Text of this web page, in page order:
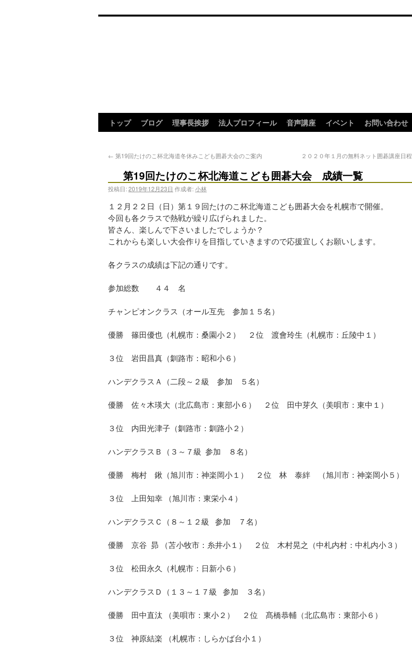
トップ ブログ 理事長挨拶 法人プロフィール 音声講座 イベント お問い合わせ
← 第19回たけのこ杯北海道冬休みこども囲碁大会のご案内 ２０２０年１月の無料ネット囲碁講座日程
第19回たけのこ杯北海道こども囲碁大会 成績一覧
投稿日:2019年12月23日 作成者:小林
１２月２２日（日）第１９回たけのこ杯北海道こども囲碁大会を札幌市で開催。
今回も各クラスで熱戦が繰り広げられました。
皆さん、楽しんで下さいましたでしょうか？
これからも楽しい大会作りを目指していきますので応援宜しくお願いします。
各クラスの成績は下記の通りです。
参加総数 ４４ 名
チャンピオンクラス（オール互先 参加１５名）
優勝 篠田優也（札幌市：桑園小２） ２位 渡會玲生（札幌市：丘陵中１）
３位 岩田昌真（釧路市：昭和小６）
ハンデクラスＡ（二段～２級 参加 ５名）
優勝 佐々木瑛大（北広島市：東部小６） ２位 田中芽久（美唄市：東中１）
３位 内田光津子（釧路市：釧路小２）
ハンデクラスＢ（３～７級 参加 ８名）
優勝 梅村 鍬（旭川市：神楽岡小１） ２位 林 泰絆 （旭川市：神楽岡小５）
３位 上田知幸 （旭川市：東栄小４）
ハンデクラスＣ（８～１２級 参加 ７名）
優勝 京谷 昴 （苫小牧市：糸井小１） ２位 木村晃之（中札内村：中札内小３）
３位 松田永久（札幌市：日新小６）
ハンデクラスＤ（１３～１７級 参加 ３名）
優勝 田中直汰 （美唄市：東小２） ２位 髙橋恭輔（北広島市：東部小６）
３位 神原結楽 （札幌市：しらかば台小１）